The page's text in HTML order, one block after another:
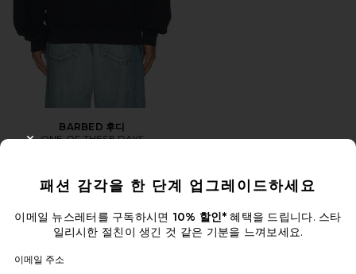
BARBED 후디
ONE OF THESE DAYS
패션 감각을 한 단계 업그레이드하세요
이메일 뉴스레터를 구독하시면 10% 할인*혜택을 드립니다. 스타
일리시한 절친이 생긴 것 같은 기분을 느껴보세요.
이메일 주소